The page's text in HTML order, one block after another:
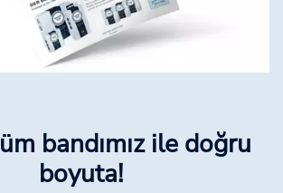
bandımız ile doğru
boyuta!